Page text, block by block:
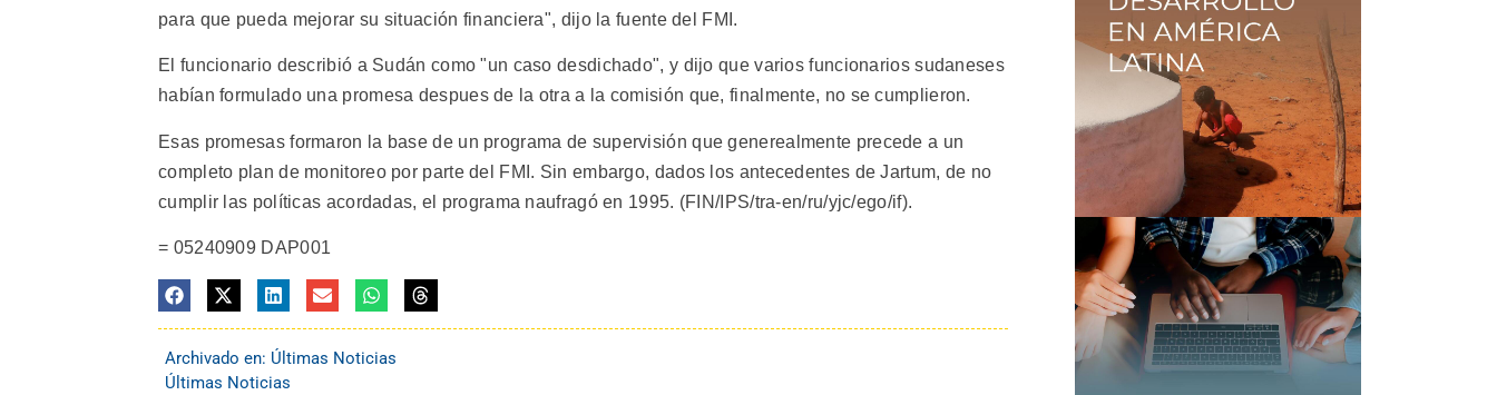
para que pueda mejorar su situación financiera", dijo la fuente del FMI.
El funcionario describió a Sudán como "un caso desdichado", y dijo que varios funcionarios sudaneses
habían formulado una promesa despues de la otra a la comisión que, finalmente, no se cumplieron.
Esas promesas formaron la base de un programa de supervisión que generealmente precede a un
completo plan de monitoreo por parte del FMI. Sin embargo, dados los antecedentes de Jartum, de no
cumplir las políticas acordadas, el programa naufragó en 1995. (FIN/IPS/tra-en/ru/yjc/ego/if).
= 05240909 DAP001
Archivado en: Últimas Noticias
Últimas Noticias